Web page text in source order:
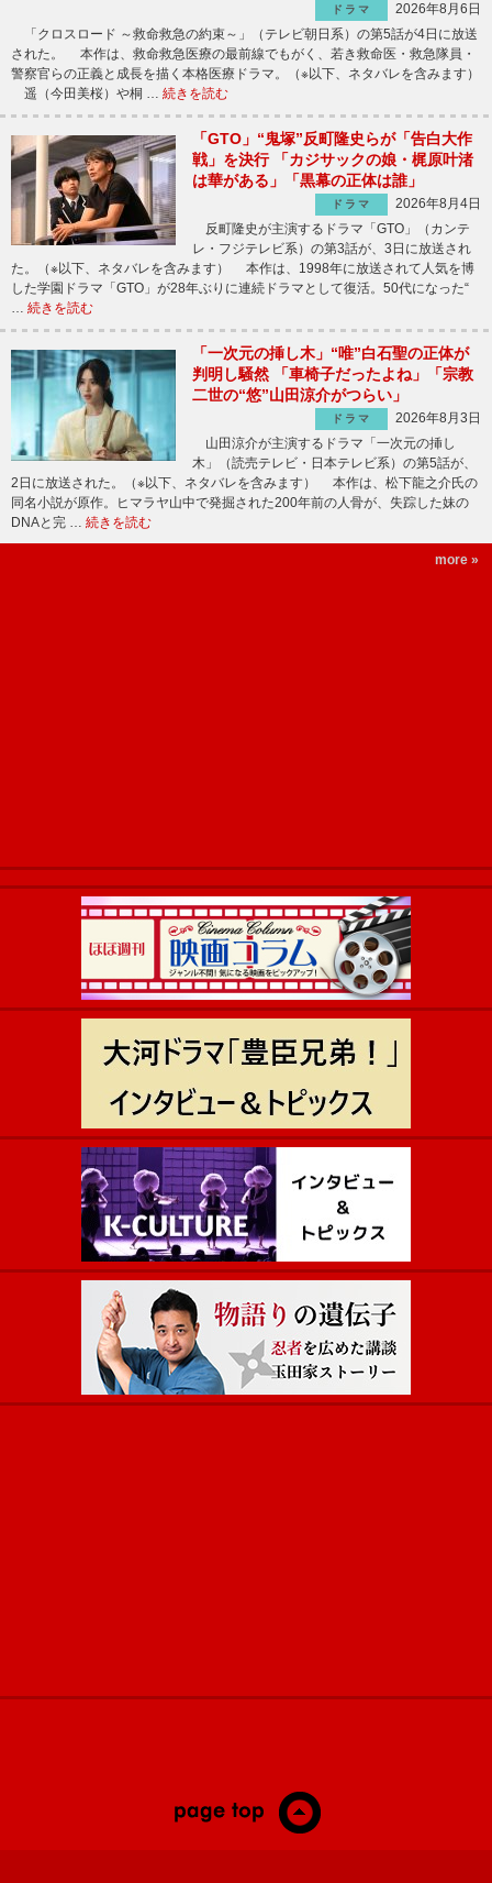
ドラマ
2026年8月6日
「クロスロード ～救命救急の約束～」（テレビ朝日系）の第5話が4日に放送
された。 本作は、救命救急医療の最前線でもがく、若き救命医・救急隊員・
警察官らの正義と成長を描く本格医療ドラマ。（※以下、ネタバレを含みます）
遥（今田美桜）や桐 … 続きを読む
「GTO」“鬼塚”反町隆史らが「告白大作
戦」を決行 「カジサックの娘・梶原叶渚
は華がある」「黒幕の正体は誰」
ドラマ
2026年8月4日
反町隆史が主演するドラマ「GTO」（カンテ
レ・フジテレビ系）の第3話が、3日に放送され
た。（※以下、ネタバレを含みます） 本作は、1998年に放送されて人気を博
した学園ドラマ「GTO」が28年ぶりに連続ドラマとして復活。50代になった“
… 続きを読む
「一次元の挿し木」“唯”白石聖の正体が
判明し騒然 「車椅子だったよね」「宗教
二世の“悠”山田涼介がつらい」
ドラマ
2026年8月3日
山田涼介が主演するドラマ「一次元の挿し
木」（読売テレビ・日本テレビ系）の第5話が、
2日に放送された。（※以下、ネタバレを含みます） 本作は、松下龍之介氏の
同名小説が原作。ヒマラヤ山中で発掘された200年前の人骨が、失踪した妹の
DNAと完 … 続きを読む
more »